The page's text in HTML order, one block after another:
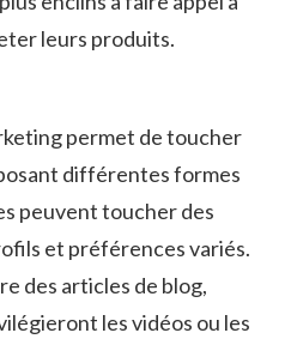
leurs​ produits.
permet de toucher
différentes⁢ formes
peuvent‌ toucher des
et ‌préférences variés.‍
des articles de ⁢blog,
les vidéos ou‌ les